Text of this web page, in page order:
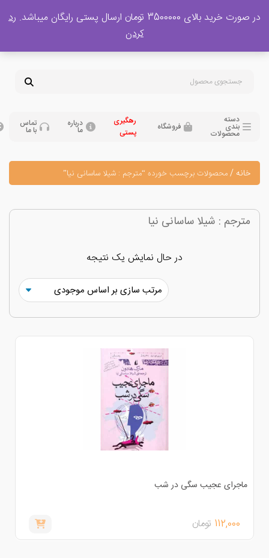
پشتیبانی فروش
09120329397
بندی
محصولات
فروشگاه درباره تماس
محصولات برچسب خورده “مترجم : شیلا ساسانی نیا”
: شیلا ساسانی نیا
در حال نمایش یک نتیجه
عجیب سگی در شب
112,000تومان
3500000 تومان ارسال پستی رایگان میباشد.
رد